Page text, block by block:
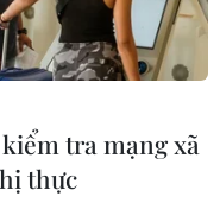
tra mạng xã
thực